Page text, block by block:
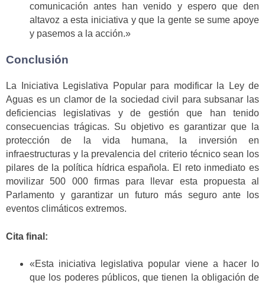
comunicación antes han venido y espero que den
altavoz a esta iniciativa y que la gente se sume apoye
y pasemos a la acción.»
Conclusión
La Iniciativa Legislativa Popular para modificar la Ley de
Aguas es un clamor de la sociedad civil para subsanar las
deficiencias legislativas y de gestión que han tenido
consecuencias trágicas. Su objetivo es garantizar que la
protección de la vida humana, la inversión en
infraestructuras y la prevalencia del criterio técnico sean los
pilares de la política hídrica española. El reto inmediato es
movilizar 500 000 firmas para llevar esta propuesta al
Parlamento y garantizar un futuro más seguro ante los
eventos climáticos extremos.
Cita final:
«Esta iniciativa legislativa popular viene a hacer lo
que los poderes públicos, que tienen la obligación de